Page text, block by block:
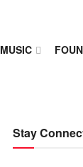
MUSIC
Stay